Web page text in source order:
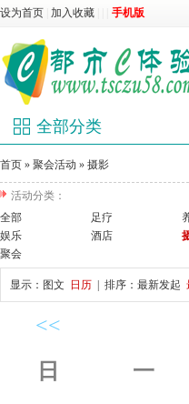
设为首页 加入收藏 手机版
全部分类
首页 » 聚会活动 » 摄影
活动分类：
全部
足疗
娱乐
酒店
聚会
显示： 图文 日历 | 排序： 最新发起
<<
日
一